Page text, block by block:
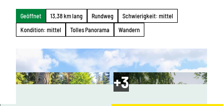
Geöffnet 13,38 km lang Rundweg
Schwierigkeit: mittel
Kondition: mittel
Tolles Panorama Wandern